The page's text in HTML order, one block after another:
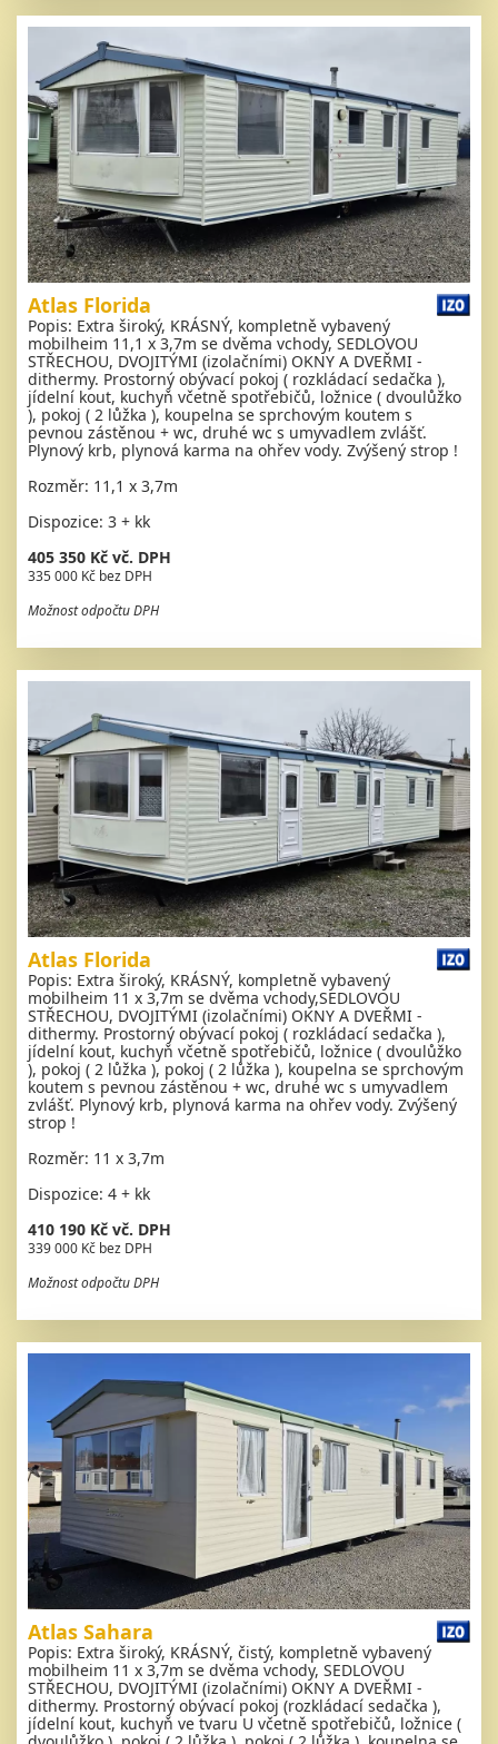
Atlas Florida
Popis: Extra široký, KRÁSNÝ, kompletně vybavený
mobilheim 11,1 x 3,7m se dvěma vchody, SEDLOVOU
STŘECHOU, DVOJITÝMI (izolačními) OKNY A DVEŘMI -
dithermy. Prostorný obývací pokoj ( rozkládací sedačka ),
jídelní kout, kuchyň včetně spotřebičů, ložnice ( dvoulůžko
), pokoj ( 2 lůžka ), koupelna se sprchovým koutem s
pevnou zástěnou + wc, druhé wc s umyvadlem zvlášť.
Plynový krb, plynová karma na ohřev vody. Zvýšený strop !
Rozměr: 11,1 x 3,7m
Dispozice: 3 + kk
405 350 Kč vč. DPH
335 000 Kč bez DPH
Možnost odpočtu DPH
Atlas Florida
Popis: Extra široký, KRÁSNÝ, kompletně vybavený
mobilheim 11 x 3,7m se dvěma vchody,SEDLOVOU
STŘECHOU, DVOJITÝMI (izolačními) OKNY A DVEŘMI -
dithermy. Prostorný obývací pokoj ( rozkládací sedačka ),
jídelní kout, kuchyň včetně spotřebičů, ložnice ( dvoulůžko
), pokoj ( 2 lůžka ), pokoj ( 2 lůžka ), koupelna se sprchovým
koutem s pevnou zástěnou + wc, druhé wc s umyvadlem
zvlášť. Plynový krb, plynová karma na ohřev vody. Zvýšený
strop !
Rozměr: 11 x 3,7m
Dispozice: 4 + kk
410 190 Kč vč. DPH
339 000 Kč bez DPH
Možnost odpočtu DPH
Atlas Sahara
Popis: Extra široký, KRÁSNÝ, čistý, kompletně vybavený
mobilheim 11 x 3,7m se dvěma vchody, SEDLOVOU
STŘECHOU, DVOJITÝMI (izolačními) OKNY A DVEŘMI -
dithermy. Prostorný obývací pokoj (rozkládací sedačka ),
jídelní kout, kuchyň ve tvaru U včetně spotřebičů, ložnice (